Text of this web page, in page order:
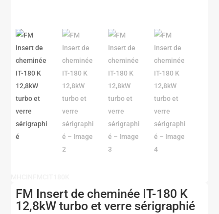
FM Insert de cheminée IT-180 K
12,8kW turbo et verre sérigraphié